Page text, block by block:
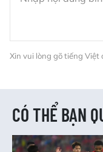
Xin vui lòng gõ tiếng Việt
CÓ THỂ BẠN